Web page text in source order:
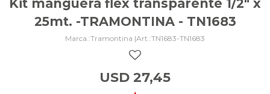
Kit manguera flex transparente 1/2" x
25mt. -TRAMONTINA - TN1683
Tramontina | TN1683-TN1683
USD 27,45